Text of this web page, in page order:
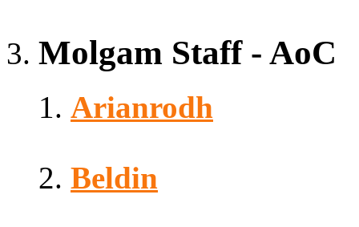
Molgam Staff - AoC
Arianrodh
Beldin